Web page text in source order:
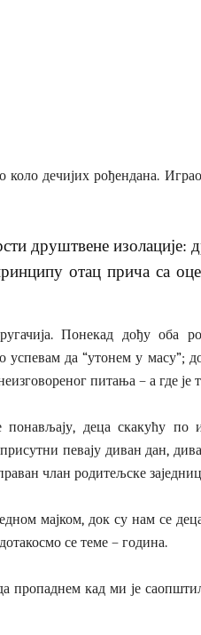
дечијих рођендана.
друштвене изолације:
отац прича са
Понекад дођу оба
успевам да “утонем у масу”;
питања – а где је
деца скакућу по
певају диван дан,
члан родитељске
мајком, док су нам се
се теме – година.
пропаднем кад ми је